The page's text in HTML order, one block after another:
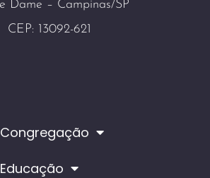
Dame – Campinas/SP
CEP: 13092-621
Congregação
Educação